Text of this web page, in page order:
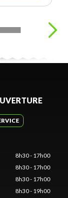
8h30 - 17h00
8h30 - 17h00
8h30 - 17h00
8h30 - 19h00